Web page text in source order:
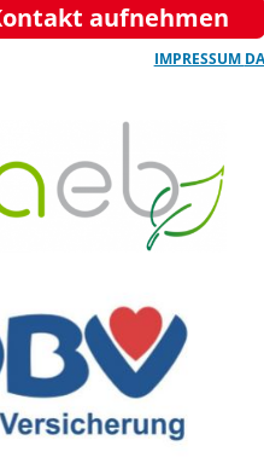
aufnehmen
IMPRESSUM